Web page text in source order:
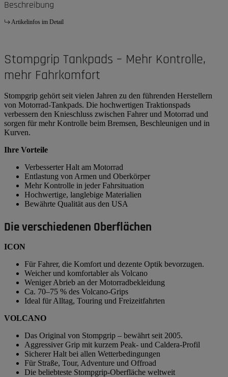
Beschreibung
Artikelinfos im Detail
Stompgrip Tankpads – Mehr Kontrolle,
mehr Fahrkomfort
Stompgrip gehört seit vielen Jahren zu den führenden Herstellern
von Motorrad-Tankpads. Die hochwertigen Traktionspads
verbessern den Knieschluss zwischen Fahrer und Motorrad und
sorgen für mehr Kontrolle beim Bremsen, Beschleunigen und in
Kurven.
Ihre Vorteile
Verbesserter Halt am Motorrad
Entlastung von Armen und Oberkörper
Mehr Kontrolle in jeder Fahrsituation
Hochwertige, langlebige Materialien
Bewährte Qualität aus den USA
Die verschiedenen Oberflächen
ICON
Für Fahrer, die Komfort und dezente Optik bevorzugen.
Weicher und komfortabler als Volcano
Weniger Abrieb an der Motorradbekleidung
Ca. 70–75 % des Volcano-Grips
Ideal für Alltag, Touring und Freizeitfahrten
VOLCANO
Das Original von Stompgrip – bewährt seit 2005.
Aggressiver Grip mit kurzem Peak- und Caldera-Profil
Sicherer Halt bei allen Wetterbedingungen
Für Straße, Tour, Adventure und Offroad
Die beliebteste Stompgrip-Oberfläche weltweit